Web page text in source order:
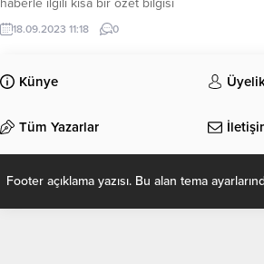
haberle ilgili kısa bir özet bilgisi
ekleyebilirsiniz. Bu metin yazı
düzenleme sayfasında “Özet”
eklenmişse başlık altında kalın
olarak bu şekilde gösterilir,
18.09.2023 11:18 0
Künye
Tüm Yazarlar
Footer açıklama yazısı. Bu alan tema